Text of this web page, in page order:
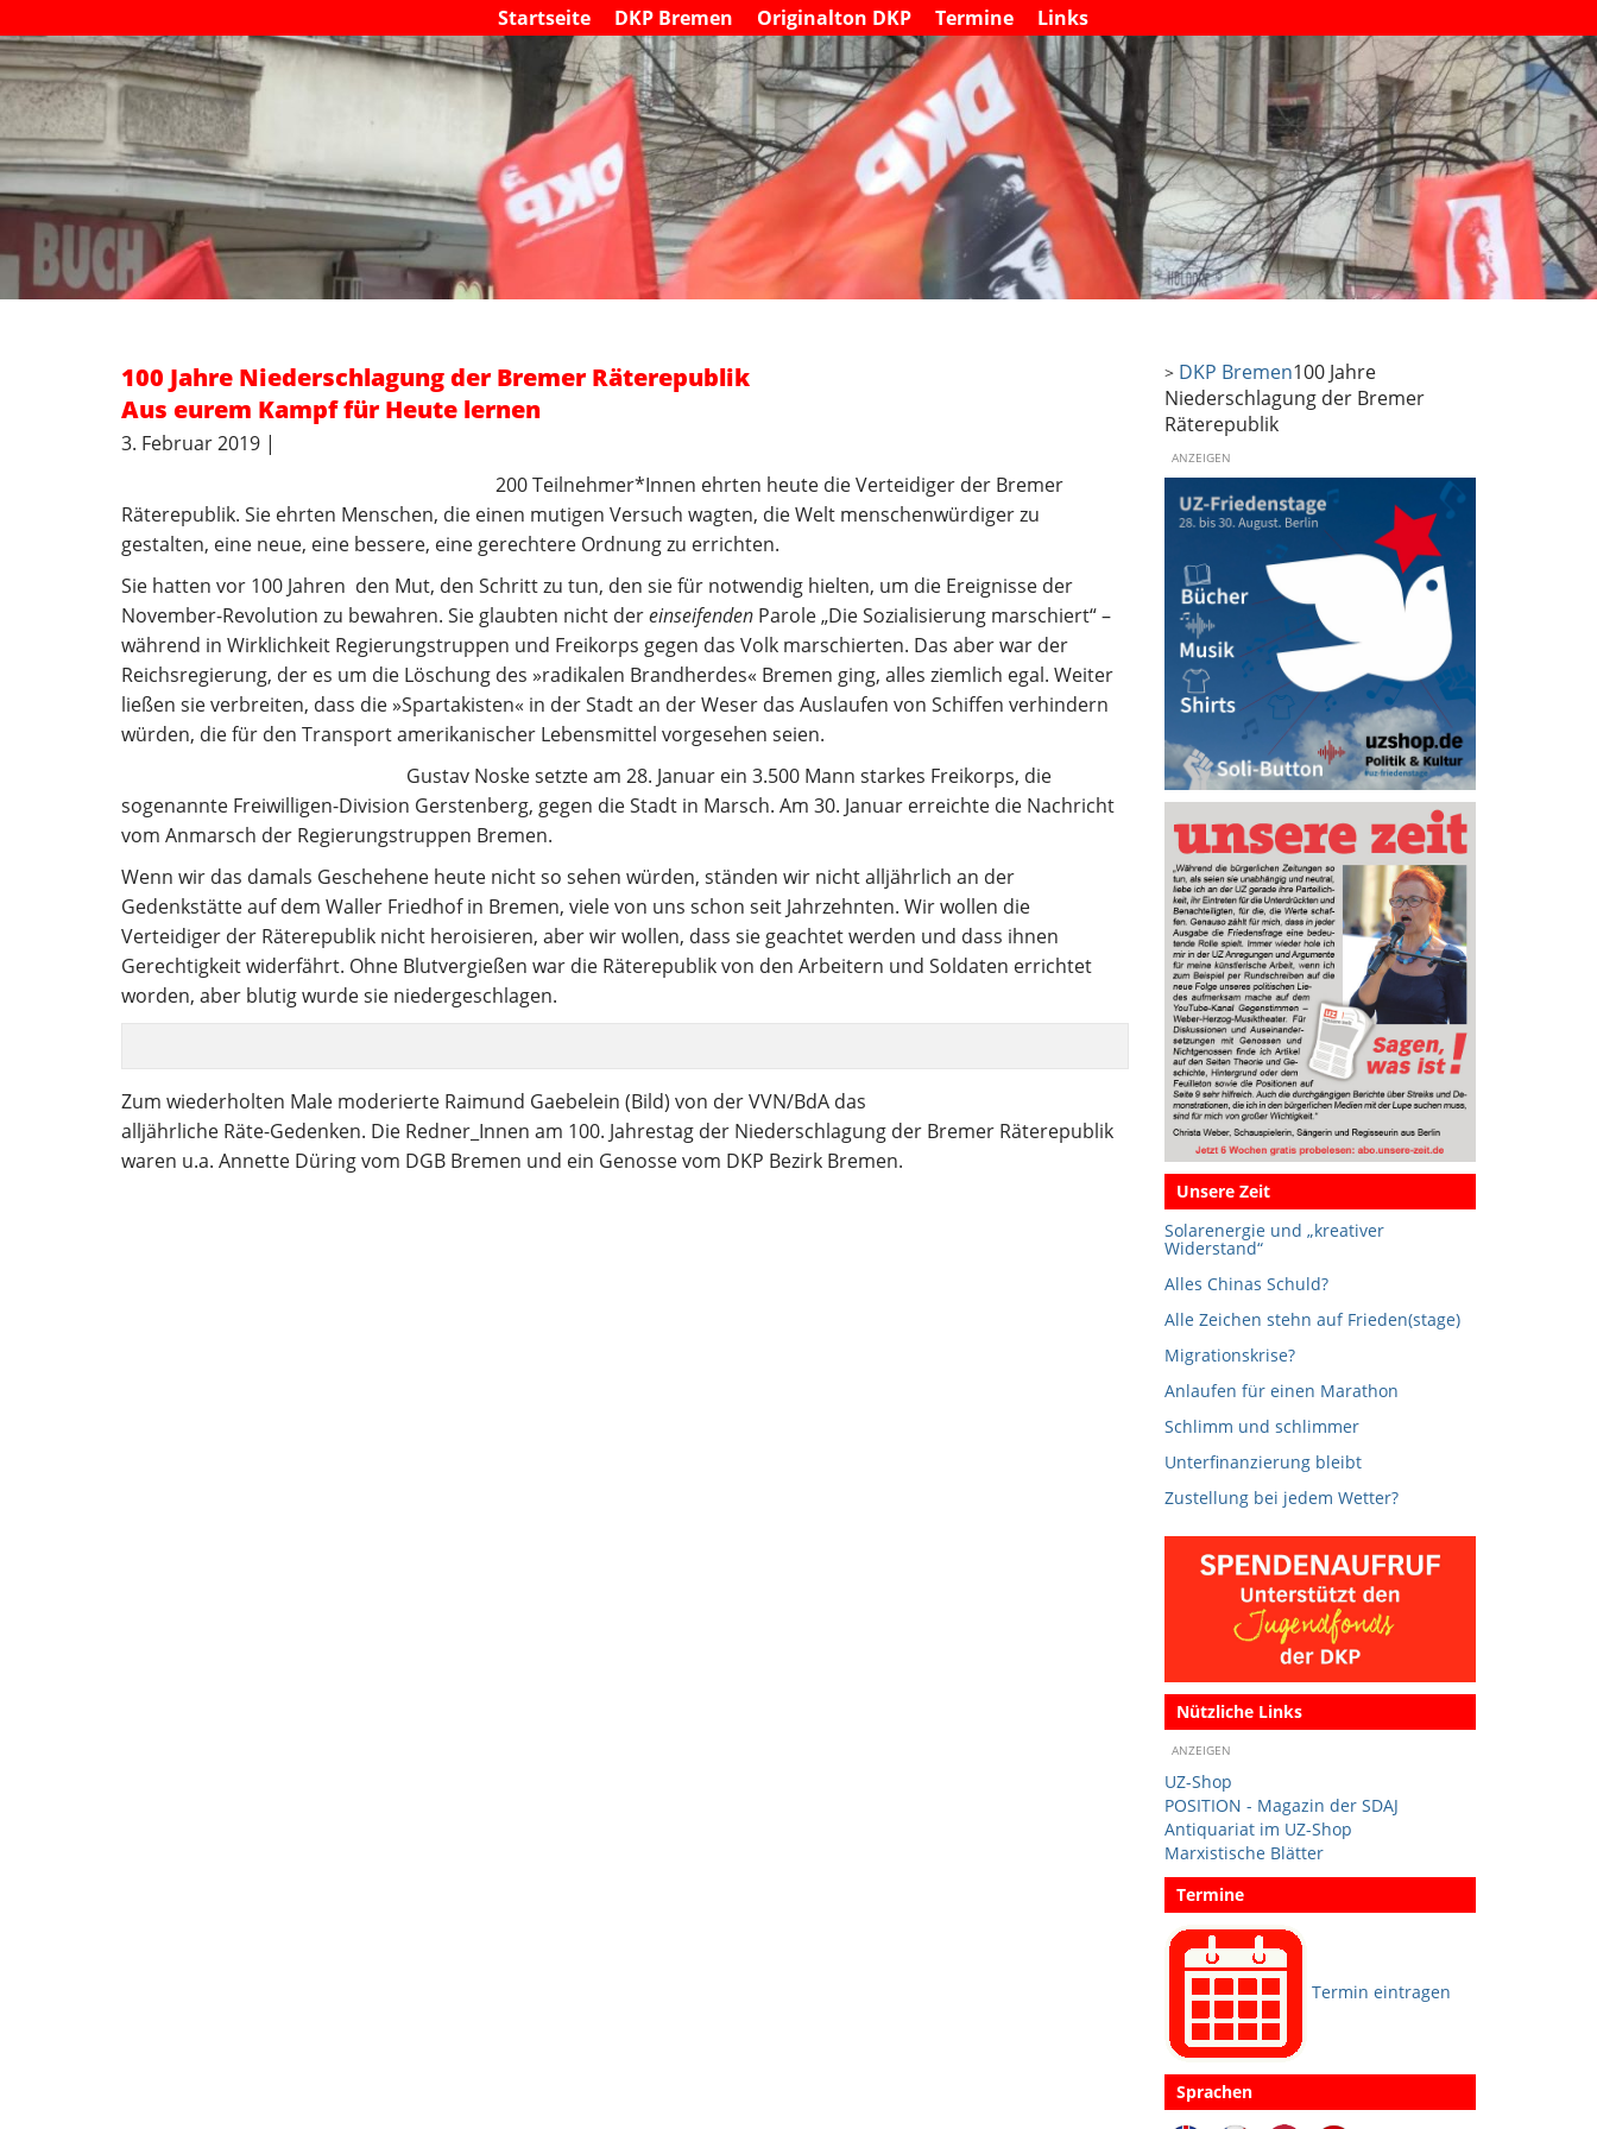
M
a
i
n
m
e
n
S
k
i
p
t
o
c
t
e
n
Startseite DKP Bremen Originalton DKP Termine Links
100 Jahre Niederschlagung der Bremer Räterepublik
Aus eurem Kampf für Heute lernen
3. Februar 2019 |
200 Teilnehmer*Innen ehrten heute die Verteidiger der Bremer
Räterepublik. Sie ehrten Menschen, die einen mutigen Versuch wagten, die Welt menschenwürdiger zu
gestalten, eine neue, eine bessere, eine gerechtere Ordnung zu errichten.
Sie hatten vor 100 Jahren den Mut, den Schritt zu tun, den sie für notwendig hielten, um die Ereignisse der
November-Revolution zu bewahren. Sie glaubten nicht dereinseifenden Parole „Die Sozialisierung marschiert“ –
während in Wirklichkeit Regierungstruppen und Freikorps gegen das Volk marschierten. Das aber war der
Reichsregierung, der es um die Löschung des »radikalen Brandherdes« Bremen ging, alles ziemlich egal. Weiter
ließen sie verbreiten, dass die »Spartakisten« in der Stadt an der Weser das Auslaufen von Schiffen verhindern
würden, die für den Transport amerikanischer Lebensmittel vorgesehen seien.
Gustav Noske setzte am 28. Januar ein 3.500 Mann starkes Freikorps, die
sogenannte Freiwilligen-Division Gerstenberg, gegen die Stadt in Marsch. Am 30. Januar erreichte die Nachricht
vom Anmarsch der Regierungstruppen Bremen.
Wenn wir das damals Geschehene heute nicht so sehen würden, ständen wir nicht alljährlich an der
Gedenkstätte auf dem Waller Friedhof in Bremen, viele von uns schon seit Jahrzehnten. Wir wollen die
Verteidiger der Räterepublik nicht heroisieren, aber wir wollen, dass sie geachtet werden und dass ihnen
Gerechtigkeit widerfährt. Ohne Blutvergießen war die Räterepublik von den Arbeitern und Soldaten errichtet
worden, aber blutig wurde sie niedergeschlagen.
Zum wiederholten Male moderierte Raimund Gaebelein (Bild) von der VVN/BdA das
alljährliche Räte-Gedenken. Die Redner_Innen am 100. Jahrestag der Niederschlagung der Bremer Räterepublik
waren u.a. Annette Düring vom DGB Bremen und ein Genosse vom DKP Bezirk Bremen.
> DKP Bremen100 Jahre
Niederschlagung der Bremer
Räterepublik
ANZEIGEN
Unsere Zeit
Solarenergie und „kreativer
Widerstand“
Alles Chinas Schuld?
Alle Zeichen stehn auf Frieden(stage)
Migrationskrise?
Anlaufen für einen Marathon
Schlimm und schlimmer
Unterfinanzierung bleibt
Zustellung bei jedem Wetter?
Nützliche Links
ANZEIGEN
UZ-Shop
POSITION - Magazin der SDAJ
Antiquariat im UZ-Shop
Marxistische Blätter
Termine
Termin eintragen
Sprachen